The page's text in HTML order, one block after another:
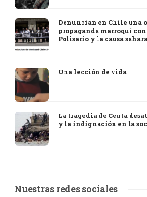
Denuncian en Chile una
propaganda marroquí
Polisario y la causa
Una lección de vida
La tragedia de Ceuta
y la indignación en la
Nuestras redes sociales